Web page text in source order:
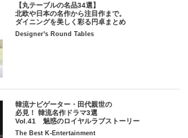
【丸テーブルの名品34選】
北欧や日本の名作から注目作まで。
ダイニングを美しく彩る円卓まとめ
Designer's Round Tables
韓流ナビゲーター・田代親世の
必見！ 韓流名作ドラマ3選
Vol.41 魅惑のロイヤルラブストーリー
The Best K-Entertainment